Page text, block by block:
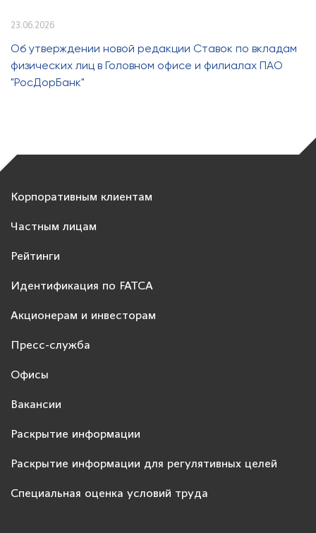
23.06.2026
Об утверждении новой редакции Ставок по вкладам
физических лиц в Головном офисе и филиалах ПАО
"РосДорБанк"
Корпоративным клиентам
Частным лицам
Рейтинги
Идентификация по FATCA
Акционерам и инвесторам
Пресс-служба
Офисы
Вакансии
Раскрытие информации
Раскрытие информации для регулятивных целей
Специальная оценка условий труда